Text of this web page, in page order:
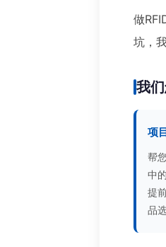
做
坑，
我
项
帮
中
提
品